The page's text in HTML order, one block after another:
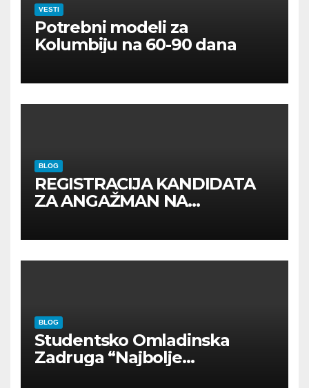
VESTI
Potrebni modeli za
Kolumbiju na 60-90 dana
BLOG
REGISTRACIJA KANDIDATA
ZA ANGAŽMAN NA
BLOG
Studentsko Omladinska
Zadruga “Najbolje